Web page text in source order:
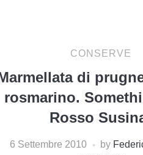
CONSERVE
di
rosmarino.
Rosso
6 Settembre 2010 by